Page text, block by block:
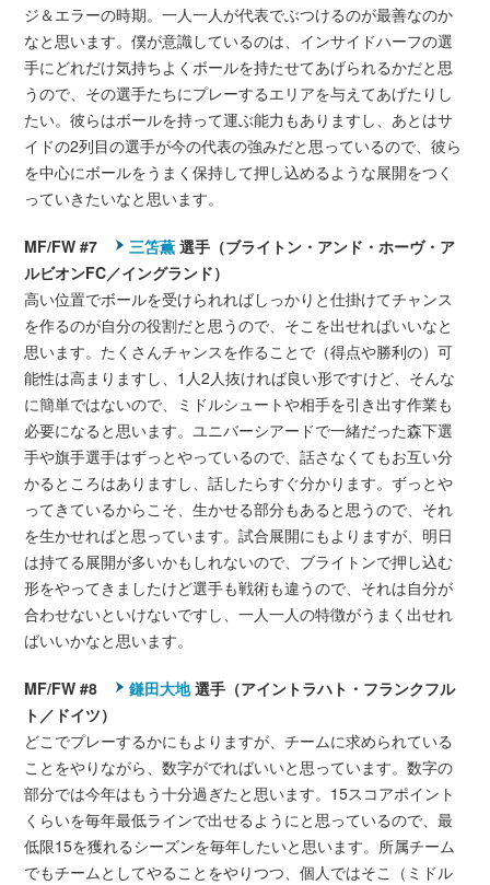
ジ＆エラーの時期。一人一人が代表でぶつけるのが最善なのか
なと思います。僕が意識しているのは、インサイドハーフの選
手にどれだけ気持ちよくボールを持たせてあげられるかだと思
うので、その選手たちにプレーするエリアを与えてあげたりし
たい。彼らはボールを持って運ぶ能力もありますし、あとはサ
イドの2列目の選手が今の代表の強みだと思っているので、彼ら
を中心にボールをうまく保持して押し込めるような展開をつく
っていきたいなと思います。
MF/FW #7 三笘薫 選手（ブライトン・アンド・ホーヴ・ア
ルビオンFC／イングランド）
高い位置でボールを受けられればしっかりと仕掛けてチャンス
を作るのが自分の役割だと思うので、そこを出せればいいなと
思います。たくさんチャンスを作ることで（得点や勝利の）可
能性は高まりますし、1人2人抜ければ良い形ですけど、そんな
に簡単ではないので、ミドルシュートや相手を引き出す作業も
必要になると思います。ユニバーシアードで一緒だった森下選
手や旗手選手はずっとやっているので、話さなくてもお互い分
かるところはありますし、話したらすぐ分かります。ずっとや
ってきているからこそ、生かせる部分もあると思うので、それ
を生かせればと思っています。試合展開にもよりますが、明日
は持てる展開が多いかもしれないので、ブライトンで押し込む
形をやってきましたけど選手も戦術も違うので、それは自分が
合わせないといけないですし、一人一人の特徴がうまく出せれ
ばいいかなと思います。
MF/FW #8 鎌田大地選手（アイントラハト・フランクフル
ト／ドイツ）
どこでプレーするかにもよりますが、チームに求められている
ことをやりながら、数字がでればいいと思っています。数字の
部分では今年はもう十分過ぎたと思います。15スコアポイント
くらいを毎年最低ラインで出せるようにと思っているので、最
低限15を獲れるシーズンを毎年したいと思います。所属チーム
でもチームとしてやることをやりつつ、個人ではそこ（ミドル